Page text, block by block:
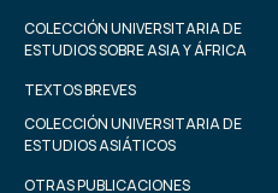
COLECCIÓN UNIVERSITARIA DE
ESTUDIOS SOBRE ASIA Y ÁFRICA
TEXTOS BREVES
COLECCIÓN UNIVERSITARIA DE
ESTUDIOS ASIÁTICOS
OTRAS PUBLICACIONES